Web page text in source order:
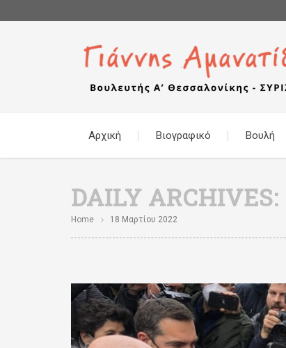
Αρχική Βιογραφικό Βουλή
DAILY ARCHIVES:
Home 18 Μαρτίου 2022